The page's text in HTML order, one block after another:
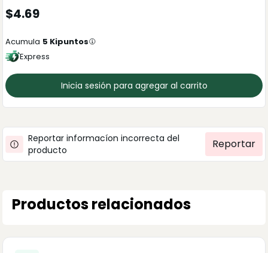
$4.69
Acumula 5 Kipuntos
Express
Inicia sesión para agregar al carrito
Reportar informacíon incorrecta del
producto
Reportar
Productos relacionados